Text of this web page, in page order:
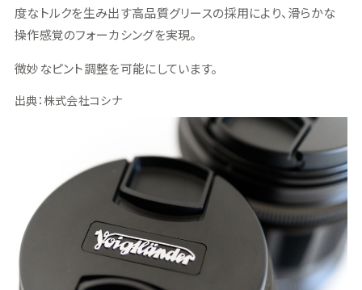
度なトルクを生み出す高品質グリースの採用により、滑らかな
操作感覚のフォーカシングを実現。
微妙なピント調整を可能にしています。
出典：株式会社コシナ